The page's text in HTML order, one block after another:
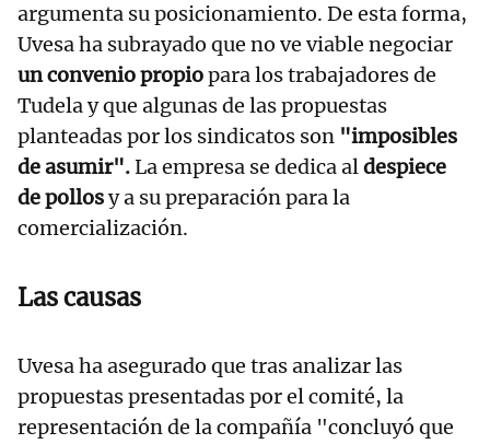
argumenta su posicionamiento. De esta forma,
Uvesa ha subrayado que no ve viable negociar
un convenio propiopara los trabajadores de
Tudela y que algunas de las propuestas
planteadas por los sindicatos son "imposibles
de asumir".La empresa se dedica aldespiece
de pollosy a su preparación para la
comercialización.
Las causas
Uvesa ha asegurado que tras analizar las
propuestas presentadas por el comité, la
representación de la compañía "concluyó que